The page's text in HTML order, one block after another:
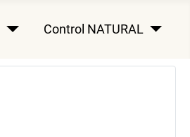
Control NATURAL